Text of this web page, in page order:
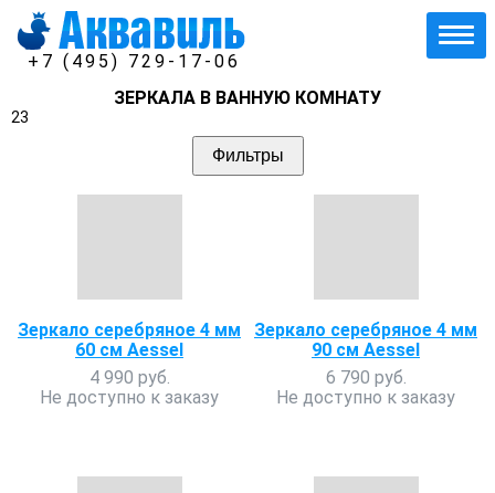
+7 (495) 729-17-06
ЗЕРКАЛА В ВАННУЮ КОМНАТУ
23
Фильтры
Зеркало серебряное 4 мм
60 см Aessel
4 990 руб.
Не доступно к заказу
Зеркало серебряное 4 мм
90 см Aessel
6 790 руб.
Не доступно к заказу